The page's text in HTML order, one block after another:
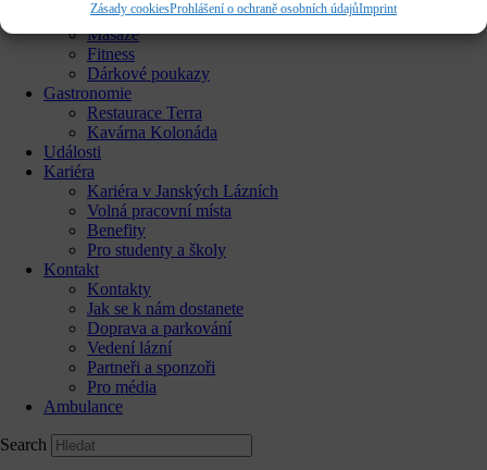
Zásady cookiesProhlášení o ochraně osobních údajůImprint
Sauny
Masáže
Fitness
Dárkové poukazy​
Gastronomie
Restaurace Terra
Kavárna Kolonáda
Události
Kariéra
Kariéra v Janských Lázních
Volná pracovní místa
Benefity
Pro studenty a školy
Kontakt
Kontakty
Jak se k nám dostanete
Doprava a parkování
Vedení lázní
Partneři a sponzoři
Pro média
Ambulance
Search